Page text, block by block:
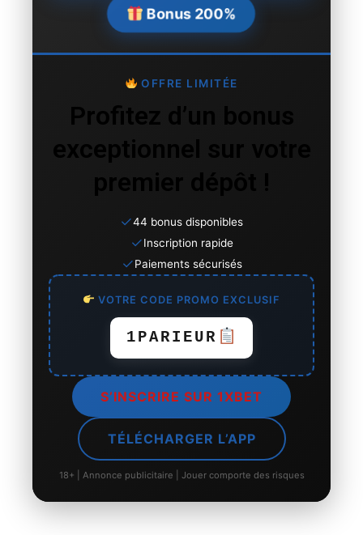
Bonus 200%
OFFRE LIMITÉE
Profitez d’un bonus
exceptionnel sur votre
✓44 bonus disponibles
✓Inscription rapide
✓Paiements sécurisés
VOTRE CODE PROMO EXCLUSIF
1PARIEUR
S’INSCRIRE SUR 1XBET
TÉLÉCHARGER L’APP
18+ | Annonce publicitaire | Jouer comporte des risques